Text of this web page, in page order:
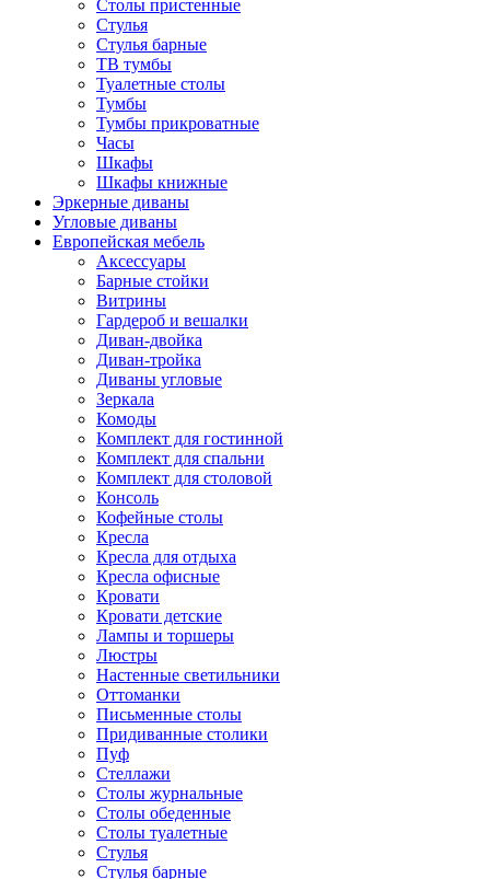
Столы пристенные
Стулья
Стулья барные
ТВ тумбы
Туалетные столы
Тумбы
Тумбы прикроватные
Часы
Шкафы
Шкафы книжные
Эркерные диваны
Угловые диваны
Европейская мебель
Аксессуары
Барные стойки
Витрины
Гардероб и вешалки
Диван-двойка
Диван-тройка
Диваны угловые
Зеркала
Комоды
Комплект для гостинной
Комплект для спальни
Комплект для столовой
Консоль
Кофейные столы
Кресла
Кресла для отдыха
Кресла офисные
Кровати
Кровати детские
Лампы и торшеры
Люстры
Настенные светильники
Оттоманки
Письменные столы
Придиванные столики
Пуф
Стеллажи
Столы журнальные
Столы обеденные
Столы туалетные
Стулья
Стулья барные